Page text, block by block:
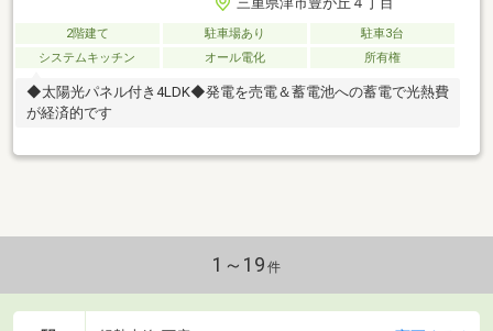
2階建て 駐車場あり
駐車3台
システムキッチン
オール電化 所有権
◆太陽光パネル付き4LDK◆発電を売電＆蓄電池への蓄電で光熱費
が経済的です
1～19 件